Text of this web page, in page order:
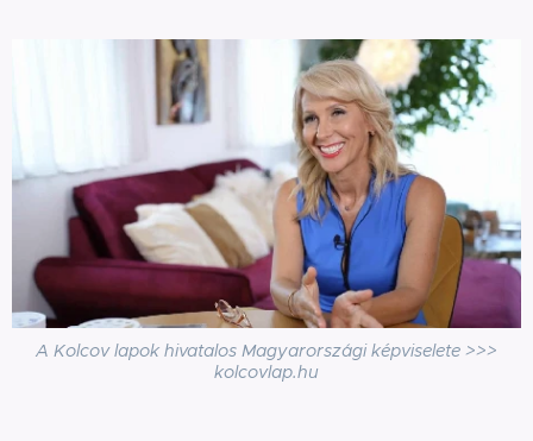
A Kolcov lapok hivatalos Magyarországi képviselete >>>
kolcovlap.hu